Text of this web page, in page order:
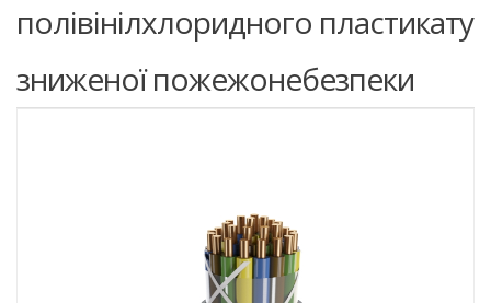
полівінілхлоридного пластикату
зниженої пожежонебезпеки